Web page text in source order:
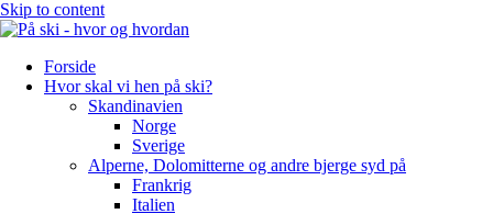
Skip to content
Forside
Hvor skal vi hen på ski?
Skandinavien
Norge
Sverige
Alperne, Dolomitterne og andre bjerge syd på
Frankrig
Italien